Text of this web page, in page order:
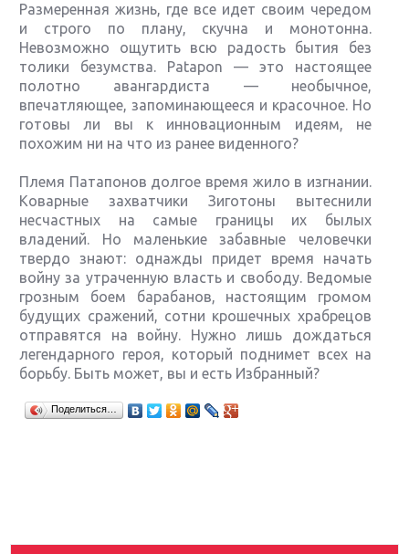
Размеренная жизнь, где все идет своим чередом
и строго по плану, скучна и монотонна.
Невозможно ощутить всю радость бытия без
толики безумства. Patapon — это настоящее
полотно авангардиста — необычное,
впечатляющее, запоминающееся и красочное. Но
готовы ли вы к инновационным идеям, не
похожим ни на что из ранее виденного?
Племя Патапонов долгое время жило в изгнании.
Коварные захватчики Зиготоны вытеснили
несчастных на самые границы их былых
владений. Но маленькие забавные человечки
твердо знают: однажды придет время начать
войну за утраченную власть и свободу. Ведомые
грозным боем барабанов, настоящим громом
будущих сражений, сотни крошечных храбрецов
отправятся на войну. Нужно лишь дождаться
легендарного героя, который поднимет всех на
борьбу. Быть может, вы и есть Избранный?
Поделиться…
Крупнейшие релизы мая: Nintendo, Microsoft и
Sony